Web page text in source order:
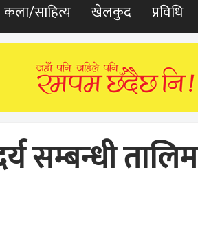
कला/साहित्य खेलकुद प्रविधि
सम्बन्धी तालिम